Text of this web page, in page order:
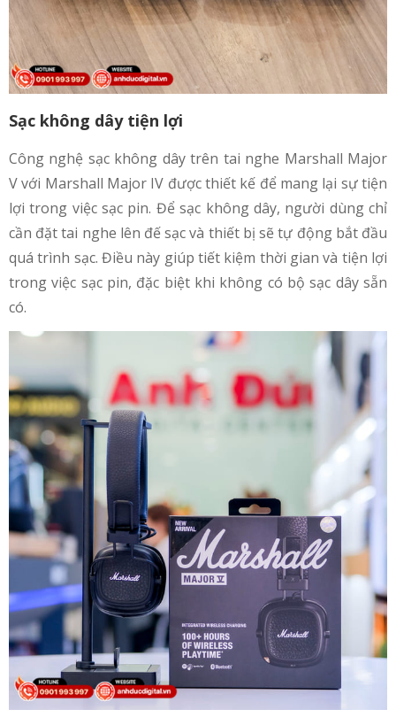
Sạc không dây tiện lợi
Công nghệ sạc không dây trên tai nghe Marshall Major
V với Marshall Major IV được thiết kế để mang lại sự tiện
lợi trong việc sạc pin. Để sạc không dây, người dùng chỉ
cần đặt tai nghe lên đế sạc và thiết bị sẽ tự động bắt đầu
quá trình sạc. Điều này giúp tiết kiệm thời gian và tiện lợi
trong việc sạc pin, đặc biệt khi không có bộ sạc dây sẵn
có.